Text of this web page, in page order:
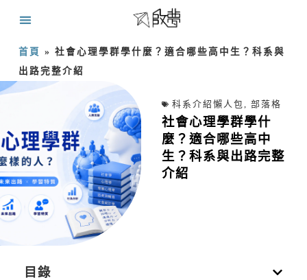
首頁 » 社會心理學群學什麼？適合哪些高中生？科系與
出路完整介紹
科系介紹懶人包,部落格
社會心理學群學什
麼？適合哪些高中
生？科系與出路完整
介紹
目錄